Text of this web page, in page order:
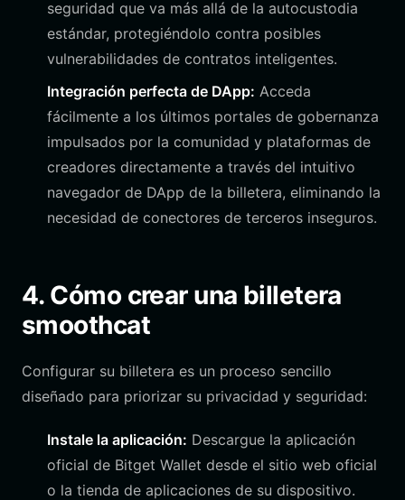
seguridad que va más allá de la autocustodia
estándar, protegiéndolo contra posibles
vulnerabilidades de contratos inteligentes.
Integración perfecta de DApp: Acceda
fácilmente a los últimos portales de gobernanza
impulsados por la comunidad y plataformas de
creadores directamente a través del intuitivo
navegador de DApp de la billetera, eliminando la
necesidad de conectores de terceros inseguros.
4. Cómo crear una billetera
smoothcat
Configurar su billetera es un proceso sencillo
diseñado para priorizar su privacidad y seguridad:
Instale la aplicación: Descargue la aplicación
oficial de Bitget Wallet desde el sitio web oficial
o la tienda de aplicaciones de su dispositivo.